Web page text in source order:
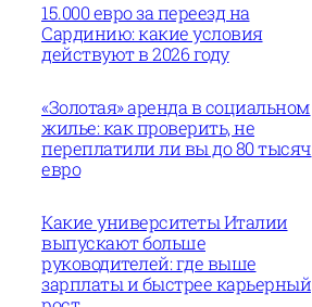
15.000 евро за переезд на
Сардинию: какие условия
действуют в 2026 году
«Золотая» аренда в социальном
жилье: как проверить, не
переплатили ли вы до 80 тысяч
евро
Какие университеты Италии
выпускают больше
руководителей: где выше
зарплаты и быстрее карьерный